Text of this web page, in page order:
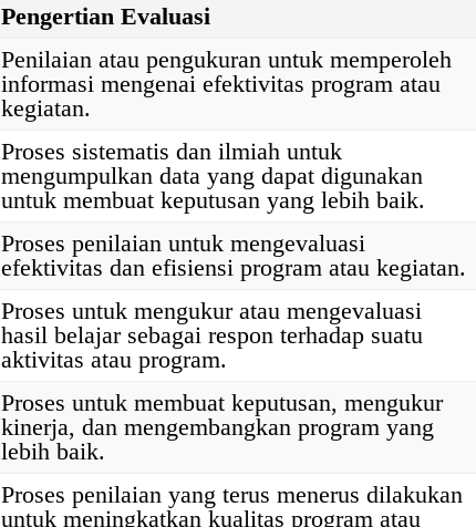
Pengertian Evaluasi
Penilaian atau pengukuran untuk memperoleh
informasi mengenai efektivitas program atau
kegiatan.
Proses sistematis dan ilmiah untuk
mengumpulkan data yang dapat digunakan
untuk membuat keputusan yang lebih baik.
Proses penilaian untuk mengevaluasi
efektivitas dan efisiensi program atau kegiatan.
Proses untuk mengukur atau mengevaluasi
hasil belajar sebagai respon terhadap suatu
aktivitas atau program.
Proses untuk membuat keputusan, mengukur
kinerja, dan mengembangkan program yang
lebih baik.
Proses penilaian yang terus menerus dilakukan
untuk meningkatkan kualitas program atau